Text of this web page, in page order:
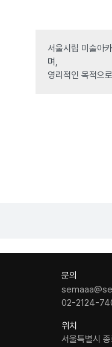
서울시립 미술아
며,
영리적인 목적으
문의
02-2124-
위치
서울특별시